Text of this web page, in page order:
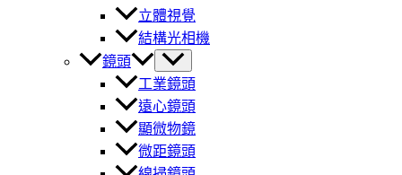
立體視覺
結構光相機
鏡頭
工業鏡頭
遠心鏡頭
顯微物鏡
微距鏡頭